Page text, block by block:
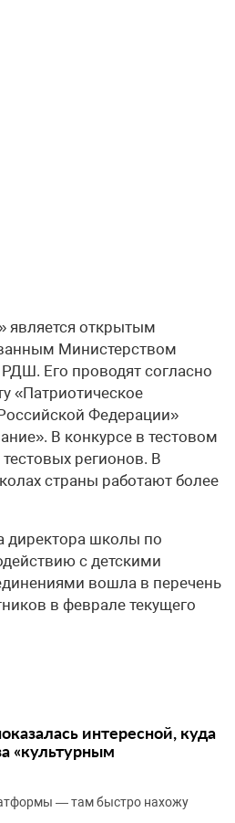
является открытым
Министерством
Его проводят согласно
«Патриотическое
Федерации»
В конкурсе в тестовом
регионов. В
страны работают более
директора школы по
с детскими
вошла в перечень
в феврале текущего
интересной, куда
«культурным
— там быстро нахожу